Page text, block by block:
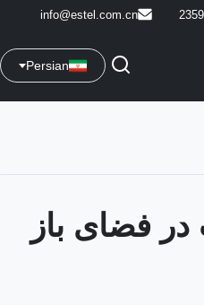
info@estel.com.cn
Persian
فضای باز